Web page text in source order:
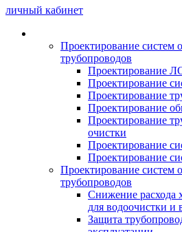
личный кабинет
Проектирование систем
трубопроводов
Проектирование
Проектирование
Проектирование
Проектирование
Проектирование
очистки
Проектирование
Проектирование
Проектирование систем
трубопроводов
Снижение расхода
для водоочистки и
Защита